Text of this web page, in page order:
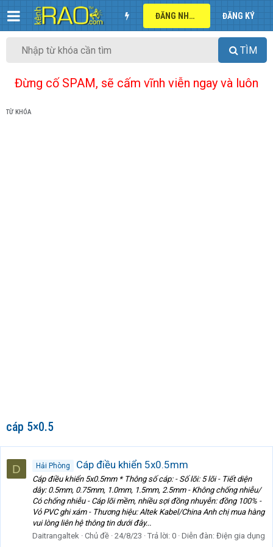
ĐĂNG NHẬP ĐĂNG KÝ
TÌM
Đừng cố SPAM, sẽ cấm vĩnh viễn ngay và luôn
TỪ KHÓA
cáp 5×0.5
D Hải Phòng Cáp điều khiển 5x0.5mm
Cáp điều khiển 5x0.5mm * Thông số cáp: - Số lõi: 5 lõi - Tiết diện
dây: 0.5mm, 0.75mm, 1.0mm, 1.5mm, 2.5mm - Không chống nhiễu/
Có chống nhiễu - Cáp lõi mềm, nhiều sợi đồng nhuyễn: đồng 100% -
Vỏ PVC ghi xám - Thương hiệu: Altek Kabel/China Anh chị mua hàng
vui lòng liên hệ thông tin dưới đây...
Daitrangaltek Chủ đề 24/8/23 Trả lời: 0 Diễn đàn: Điện gia dụng